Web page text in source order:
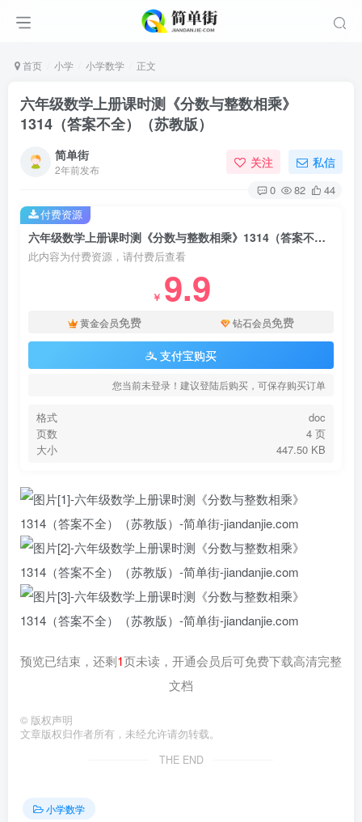
首页 小学 小学数学 正文
六年级数学上册课时测《分数与整数相乘》
1314（答案不全）（苏教版）
简单街
2年前发布 关注 私信
0 82 44
六年级数学上册课时测《分数与整数相乘》1314（答案不全）（苏教版）
此内容为付费资源，请付费后查看
￥ 9.9
黄金会员免费 钻石会员免费
支付宝购买
您当前未登录！建议登陆后购买，可保存购买订单
格式
doc
页数
4 页
大小
447.50 KB
付费资源
预览已结束，还剩1页未读，开通会员后可免费下载高清完整
文档
© 版权声明
文章版权归作者所有，未经允许请勿转载。
THE END
小学数学